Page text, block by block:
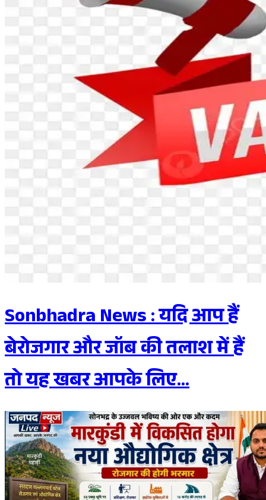
Sonbhadra News : यदि आप हैं
बेरोजगार और जॉब की तलाश में हैं
तो यह खबर आपके लिए...